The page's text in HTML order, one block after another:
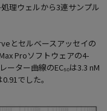
理ウェルから3連サンプル
とセルベースアッセイの
Proソフトウェアの4-
ター曲線のEC₅₀は3.3 nM
でした。